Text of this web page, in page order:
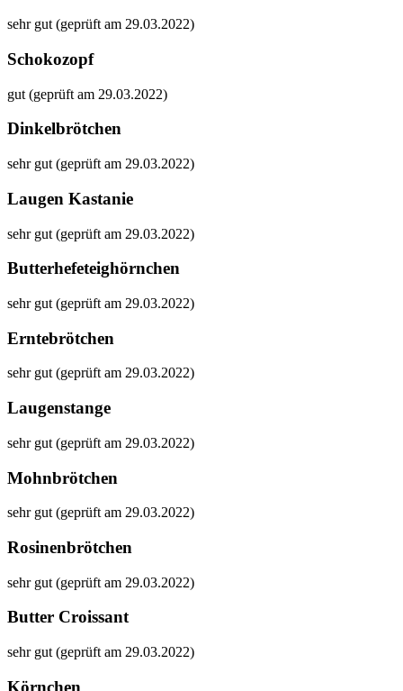
sehr gut (geprüft am 29.03.2022)
Schokozopf
gut (geprüft am 29.03.2022)
Dinkelbrötchen
sehr gut (geprüft am 29.03.2022)
Laugen Kastanie
sehr gut (geprüft am 29.03.2022)
Butterhefeteighörnchen
sehr gut (geprüft am 29.03.2022)
Erntebrötchen
sehr gut (geprüft am 29.03.2022)
Laugenstange
sehr gut (geprüft am 29.03.2022)
Mohnbrötchen
sehr gut (geprüft am 29.03.2022)
Rosinenbrötchen
sehr gut (geprüft am 29.03.2022)
Butter Croissant
sehr gut (geprüft am 29.03.2022)
Körnchen